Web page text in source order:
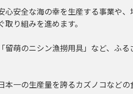
安全な海の幸を生産する事業や、
り組みを進めます。
萌のニシン漁撈用具」など、ふる
一の生産量を誇るカズノコなど